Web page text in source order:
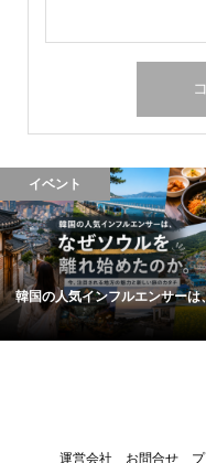
イベント
韓国の人気インフルエンサーは
運営会社 お問合せ